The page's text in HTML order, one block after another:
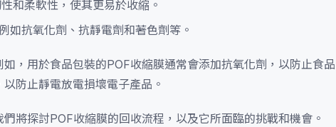
和柔軟性，使其更易於收縮。
如抗氧化劑、抗靜電劑和著色劑等。
，用於食品包裝的POF收縮膜通常會添加抗氧化劑，以防止食品
防止靜電放電損壞電子產品。
將探討POF收縮膜的回收流程，以及它所面臨的挑戰和機會。